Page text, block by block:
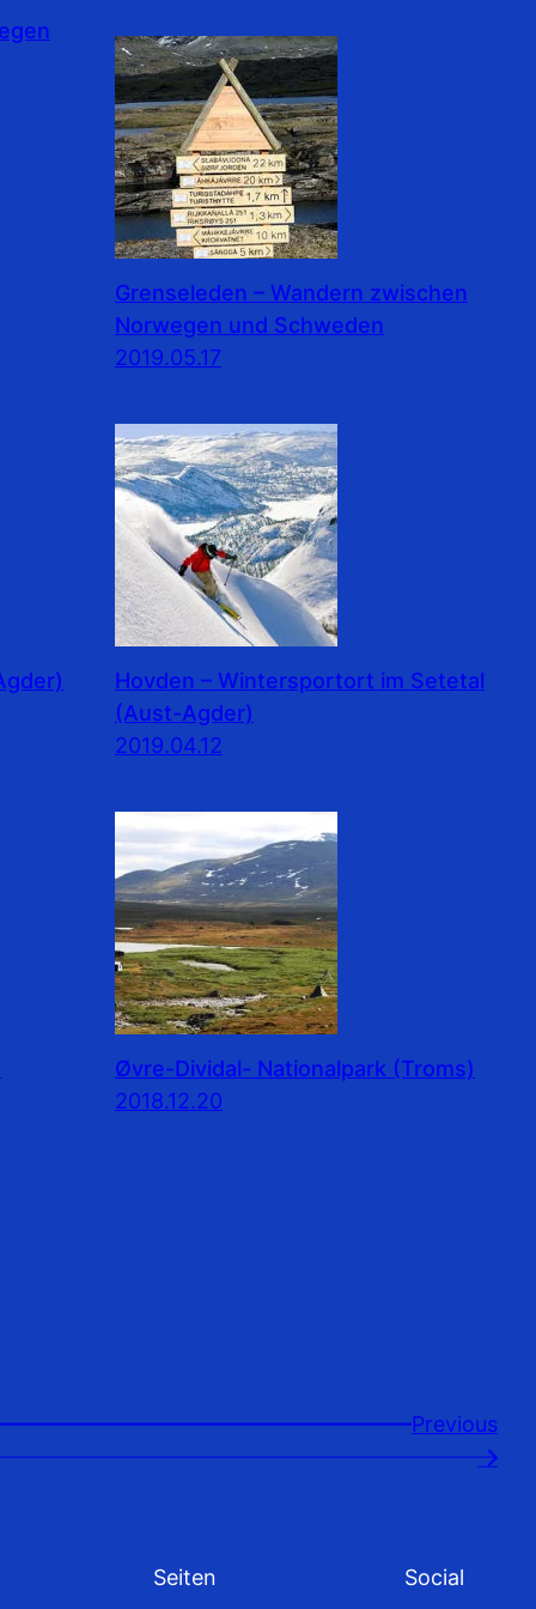
Grenseleden – Wandern zwischen
Norwegen und Schweden
2019.05.17
Hovden – Wintersportort im Setetal
(Aust-Agder)
2019.04.12
Øvre-Dividal- Nationalpark (Troms)
2018.12.20
Previousㅤ
→
Seiten Social